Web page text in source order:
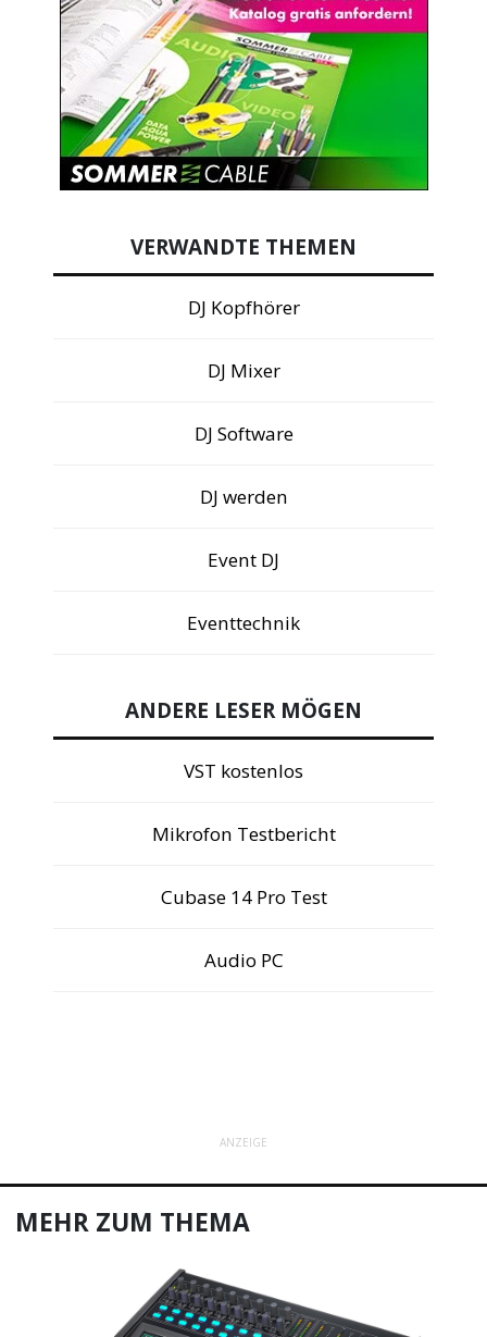
VERWANDTE THEMEN
DJ Kopfhörer
DJ Mixer
DJ Software
DJ werden
Event DJ
Eventtechnik
ANDERE LESER MÖGEN
VST kostenlos
Mikrofon Testbericht
Cubase 14 Pro Test
Audio PC
ANZEIGE
MEHR ZUM THEMA